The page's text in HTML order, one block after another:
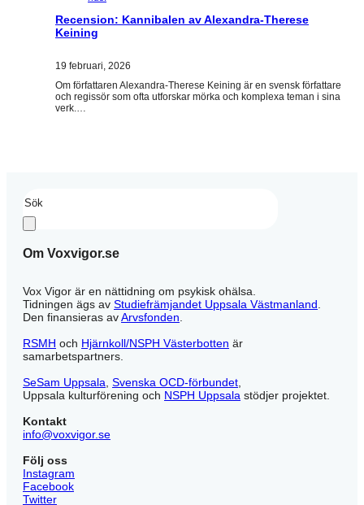
Recension: Kannibalen av Alexandra-Therese
Keining
19 februari, 2026
Om författaren Alexandra-Therese Keining är en svensk författare
och regissör som ofta utforskar mörka och komplexa teman i sina
verk.…
Sök
Om Voxvigor.se
Vox Vigor är en nättidning om psykisk ohälsa.
Tidningen ägs av Studiefrämjandet Uppsala Västmanland
Den finansieras avArvsfonden
RSMH och Hjärnkoll/NSPH Västerbotten är
samarbetspartners.
SeSam Uppsala Svenska OCD-förbundet
Uppsala kulturförening och NSPH Uppsala stödjer projektet.
Kontakt
info@voxvigor.se
Följ oss
Instagram
Facebook
Twitter